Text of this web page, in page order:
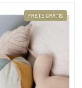
FRETE GRÁTIS